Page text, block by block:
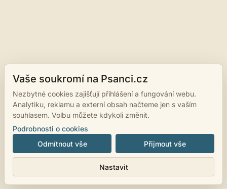
Vaše soukromí na Psanci.cz
Nezbytné cookies zajišťují přihlášení a fungování webu.
Analytiku, reklamu a externí obsah načteme jen s vaším
souhlasem. Volbu můžete kdykoli změnit.
Podrobnosti o cookies
Odmítnout vše
Nastavit
Přijmout vše